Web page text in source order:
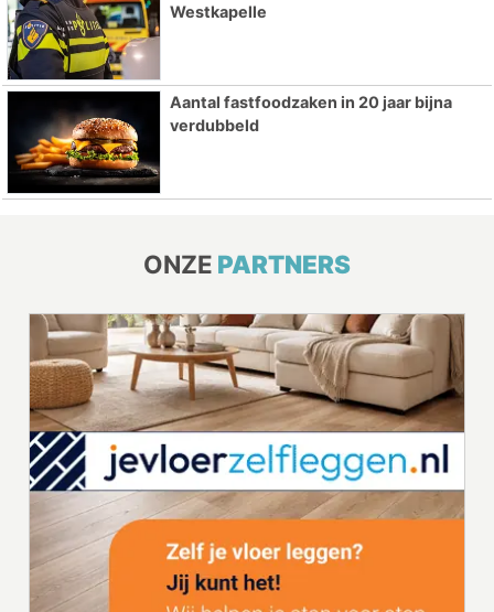
Westkapelle
Aantal fastfoodzaken in 20 jaar bijna
verdubbeld
ONZE PARTNERS